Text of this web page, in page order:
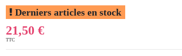
Derniers articles en stock
21,50 €
TTC